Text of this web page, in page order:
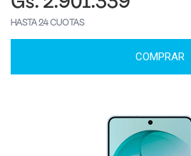
HASTA 24 CUOTAS
COMPRAR